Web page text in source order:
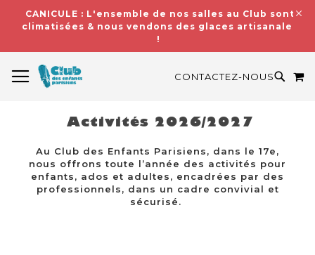
CANICULE : L'ensemble de nos salles au Club sont
climatisées & nous vendons des glaces artisanales
!
CONTACTEZ-NOUS
Activités 2026/2027
Au Club des Enfants Parisiens, dans le 17e,
nous offrons toute l’année des activités pour
enfants, ados et adultes, encadrées par des
professionnels, dans un cadre convivial et
sécurisé.